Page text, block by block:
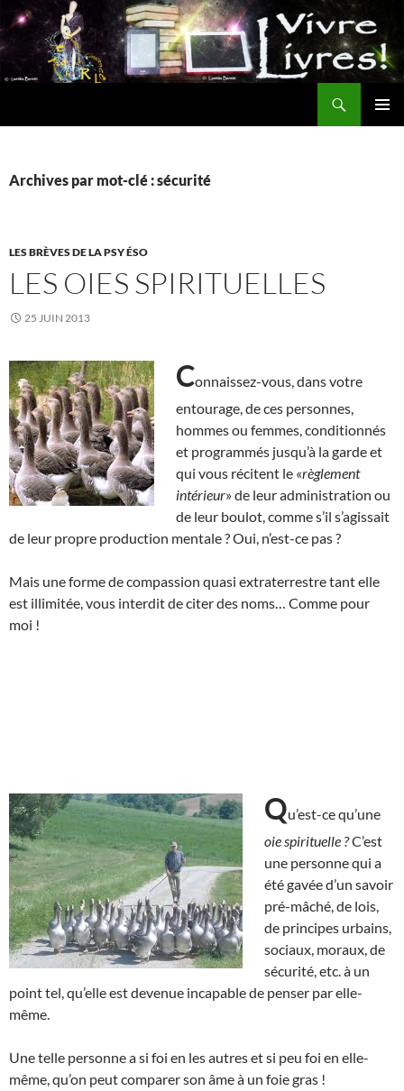
Aller
au
contenu
Archives par mot-clé : sécurité
LES BRÈVES DE LA PSY ÉSO
LES OIES SPIRITUELLES
25 JUIN 2013
Connaissez-vous, dans votre
entourage, de ces personnes,
hommes ou femmes, conditionnés
et programmés jusqu’à la garde et
qui vous récitent le «règlement
intérieur» de leur administration ou
de leur boulot, comme s’il s’agissait
de leur propre production mentale ? Oui, n’est-ce pas ?
Mais une forme de compassion quasi extraterrestre tant elle
est illimitée, vous interdit de citer des noms… Comme pour
moi !
Qu’est-ce qu’une
oie spirituelle ?C’est
une personne qui a
été gavée d’un savoir
pré-mâché, de lois,
de principes urbains,
sociaux, moraux, de
sécurité, etc. à un
point tel, qu’elle est devenue incapable de penser par elle-
même.
Une telle personne a si foi en les autres et si peu foi en elle-
même, qu’on peut comparer son âme à un foie gras !